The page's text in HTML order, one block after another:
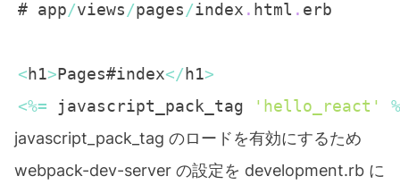
# app/views /pages /index . html . erb
< h1> Pages#index</ h1>
<%= javascript_pack_tag 'hello_react' %
javascript_pack_tag のロードを有効にするため
webpack-dev-server の設定を development.rb に